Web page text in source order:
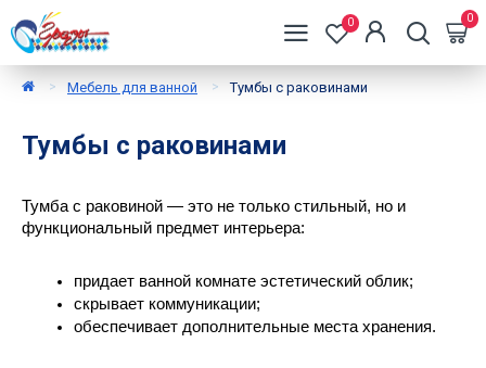
0 0
Мебель для ванной Тумбы с раковинами
Тумбы с раковинами
Тумба с раковиной — это не только стильный, но и
функциональный предмет интерьера:
придает ванной комнате эстетический облик;
скрывает коммуникации;
обеспечивает дополнительные места хранения.